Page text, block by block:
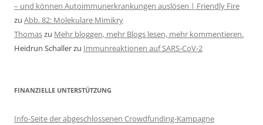
– und können Autoimmunerkrankungen auslösen | Friendly Fire
zu Abb. 82: Molekulare Mimikry
Thomaszu Mehr bloggen, mehr Blogs lesen, mehr kommentieren.
Heidrun Schallerzu Immunreaktionen auf SARS-CoV-2
FINANZIELLE UNTERSTÜTZUNG
Info-Seite der abgeschlossenen Crowdfunding-Kampagne